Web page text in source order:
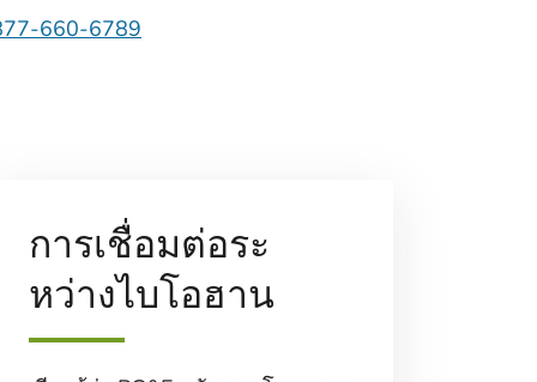
660-6789
การเชื่อมต่อระ
หว่างไบโอฮาน